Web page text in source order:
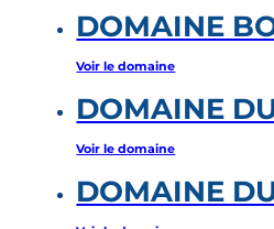
DOMAINE
Voir le domaine
DOMAINE
Voir le domaine
DOMAINE